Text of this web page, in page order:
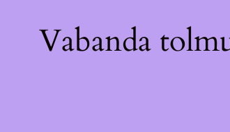
Vabanda